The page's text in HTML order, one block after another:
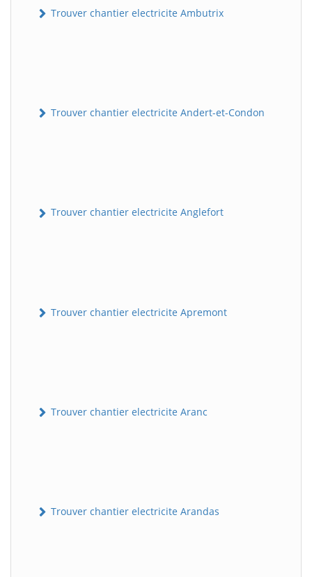
Trouver chantier electricite Ambutrix
Trouver chantier electricite Andert-et-Condon
Trouver chantier electricite Anglefort
Trouver chantier electricite Apremont
Trouver chantier electricite Aranc
Trouver chantier electricite Arandas